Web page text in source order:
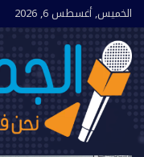
Skip
to
content
الخميس, أغسطس 6, 2026
نحن في مهمة لنقدم